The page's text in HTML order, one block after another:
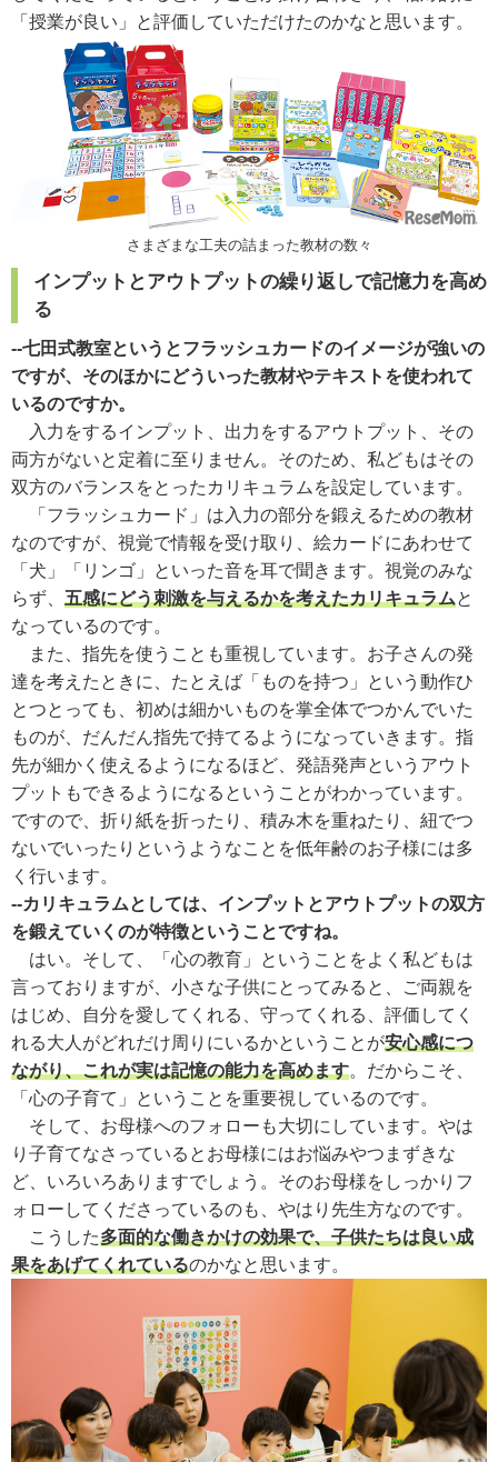
「授業が良い」と評価していただけたのかなと思います。
さまざまな工夫の詰まった教材の数々
インプットとアウトプットの繰り返しで記憶力を高め
る
--七田式教室というとフラッシュカードのイメージが強いの
ですが、そのほかにどういった教材やテキストを使われて
いるのですか。
入力をするインプット、出力をするアウトプット、その
両方がないと定着に至りません。そのため、私どもはその
双方のバランスをとったカリキュラムを設定しています。
「フラッシュカード」は入力の部分を鍛えるための教材
なのですが、視覚で情報を受け取り、絵カードにあわせて
「犬」「リンゴ」といった音を耳で聞きます。視覚のみな
らず、 五感にどう刺激を与えるかを考えたカリキュラムと
なっているのです。
また、指先を使うことも重視しています。お子さんの発
達を考えたときに、たとえば「ものを持つ」という動作ひ
とつとっても、初めは細かいものを掌全体でつかんでいた
ものが、だんだん指先で持てるようになっていきます。指
先が細かく使えるようになるほど、発語発声というアウト
プットもできるようになるということがわかっています。
ですので、折り紙を折ったり、積み木を重ねたり、紐でつ
ないでいったりというようなことを低年齢のお子様には多
く行います。
--カリキュラムとしては、インプットとアウトプットの双方
を鍛えていくのが特徴ということですね。
はい。そして、「心の教育」ということをよく私どもは
言っておりますが、小さな子供にとってみると、ご両親を
はじめ、自分を愛してくれる、守ってくれる、評価してく
れる大人がどれだけ周りにいるかということが安心感につ
ながり、これが実は記憶の能力を高めます。だからこそ、
「心の子育て」ということを重要視しているのです。
そして、お母様へのフォローも大切にしています。やは
り子育てなさっているとお母様にはお悩みやつまずきな
ど、いろいろありますでしょう。そのお母様をしっかりフ
ォローしてくださっているのも、やはり先生方なのです。
こうした多面的な働きかけの効果で、子供たちは良い成
果をあげてくれているのかなと思います。